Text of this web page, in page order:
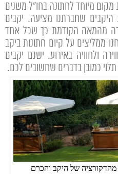
מיוחד לחתונה בחו"ל משנים
שחברתנו מציעה. יקבים
מהמאה הקודמת כך שכל אחד
ממליצים על קיום חתונות ביקב
ולחוויה באירוע. ישנם יקבים
כמובן בדברים שחשובים לכם.
מהדקורציה של היקב והכרם